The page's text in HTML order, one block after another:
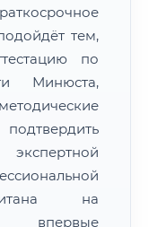
тем,
по
Минюста,
на
впервые